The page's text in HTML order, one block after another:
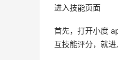
进入技能页面
首先，打开小度
互技能评分，就